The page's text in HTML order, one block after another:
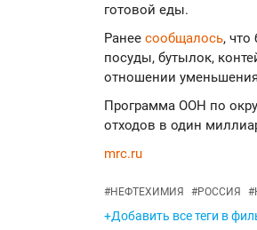
готовой еды.
Ранее сообщалось, что
посуды, бутылок,
отношении
Программа ООН по
отходов в один
mrc.ru
#НЕФТЕХИМИЯ #РОССИЯ #
+Добавить все теги в